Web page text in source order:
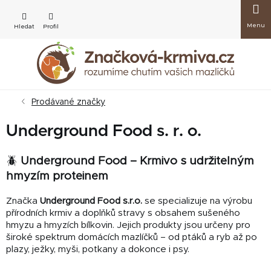
obsah
košík
Prodávané značky
Underground Food s. r. o.
🪲 Underground Food – Krmivo s udržitelným
hmyzím proteinem
Značka Underground Food s.r.o. se specializuje na výrobu
přírodních krmiv a doplňků stravy s obsahem sušeného
hmyzu a hmyzích bílkovin. Jejich produkty jsou určeny pro
široké spektrum domácích mazlíčků – od ptáků a ryb až po
plazy, ježky, myši, potkany a dokonce i psy.